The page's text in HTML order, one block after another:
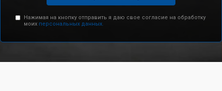
Нажимая на кнопку отправить я даю свое согласие на обработку
моих персональных данных.